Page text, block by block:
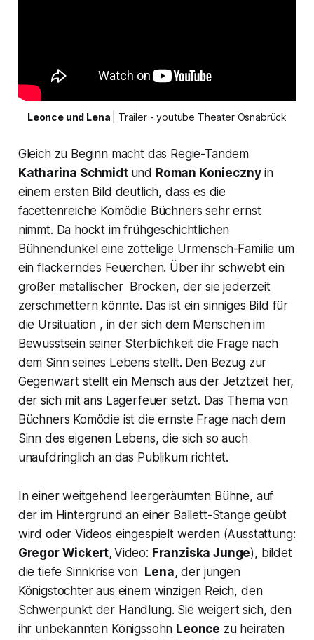
Leonce und Lena | Trailer - youtube Theater Osnabrück
Gleich zu Beginn macht das Regie-Tandem
Katharina Schmidt und Roman Koniecznyin
einem ersten Bild deutlich, dass es die
facettenreiche Komödie Büchners sehr ernst
nimmt. Da hockt im frühgeschichtlichen
Bühnendunkel eine zottelige Urmensch-Familie um
ein flackerndes Feuerchen. Über ihr schwebt ein
großer metallischer Brocken, der sie jederzeit
zerschmettern könnte. Das ist ein sinniges Bild für
die Ursituation , in der sich dem Menschen im
Bewusstsein seiner Sterblichkeit die Frage nach
dem Sinn seines Lebens stellt. Den Bezug zur
Gegenwart stellt ein Mensch aus der Jetztzeit her,
der sich mit ans Lagerfeuer setzt. Das Thema von
Büchners Komödie ist die ernste Frage nach dem
Sinn des eigenen Lebens, die sich so auch
unaufdringlich an das Publikum richtet.
In einer weitgehend leergeräumten Bühne, auf
der im Hintergrund an einer Ballett-Stange geübt
wird oder Videos eingespielt werden (Ausstattung:
Gregor Wickert,Video: Franziska Junge), bildet
die tiefe Sinnkrise von Lena,der jungen
Königstochter aus einem winzigen Reich, den
Schwerpunkt der Handlung. Sie weigert sich, den
ihr unbekannten Königssohn Leonce zu heiraten